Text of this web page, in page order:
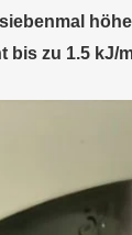
zu 1.5 kJ/